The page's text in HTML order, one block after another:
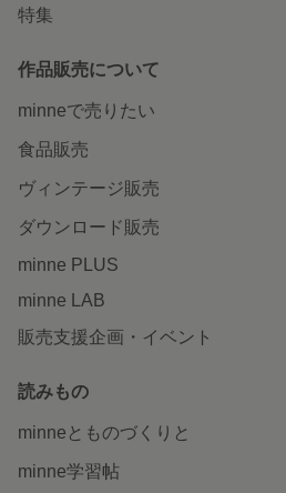
特集
作品販売について
minneで売りたい
食品販売
ヴィンテージ販売
ダウンロード販売
minne PLUS
minne LAB
販売支援企画・イベント
読みもの
minneとものづくりと
minne学習帖